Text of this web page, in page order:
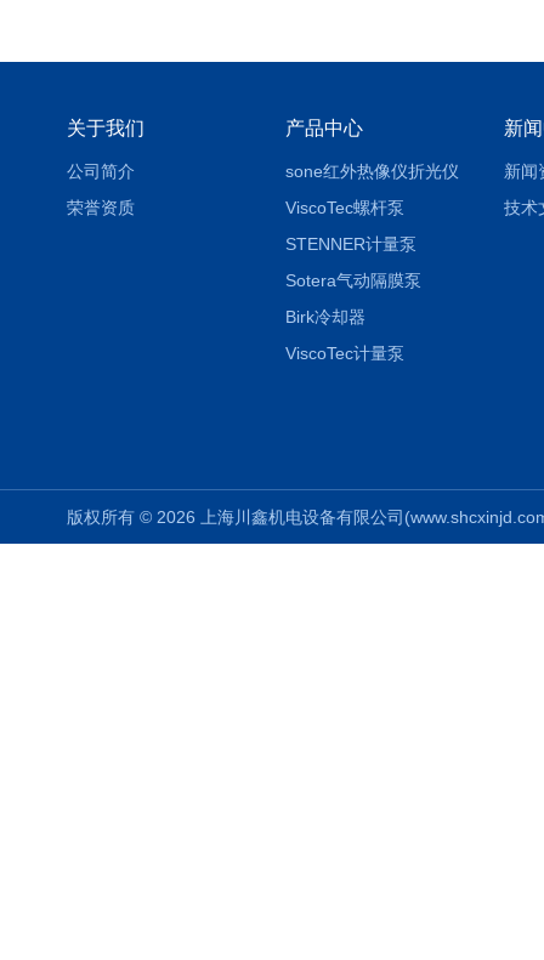
关于我们
公司简介
荣誉资质
产品中心
sone红外热像仪折光仪
ViscoTec螺杆泵
STENNER计量泵
Sotera气动隔膜泵
Birk冷却器
ViscoTec计量泵
新
新闻
技术
版权所有 © 2026 上海川鑫机电设备有限公司